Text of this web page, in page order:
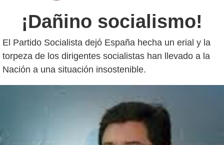
¡Dañino socialismo!
El Partido Socialista dejó España hecha un erial y la
torpeza de los dirigentes socialistas han llevado a la